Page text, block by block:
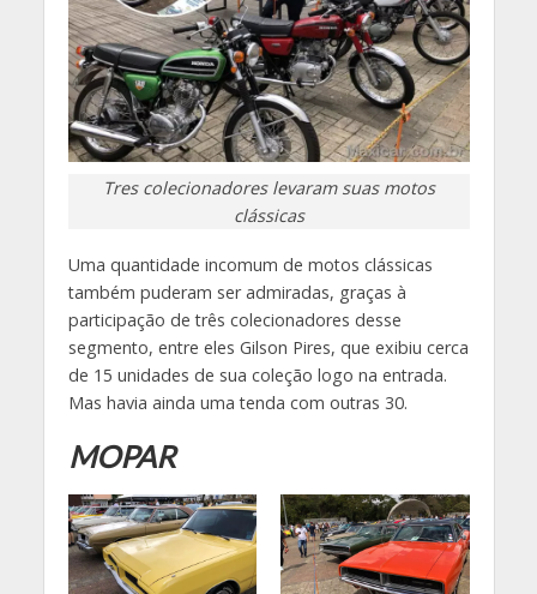
Tres colecionadores levaram suas motos
clássicas
Uma quantidade incomum de motos clássicas
também puderam ser admiradas, graças à
participação de três colecionadores desse
segmento, entre eles Gilson Pires, que exibiu cerca
de 15 unidades de sua coleção logo na entrada.
Mas havia ainda uma tenda com outras 30.
MOPAR